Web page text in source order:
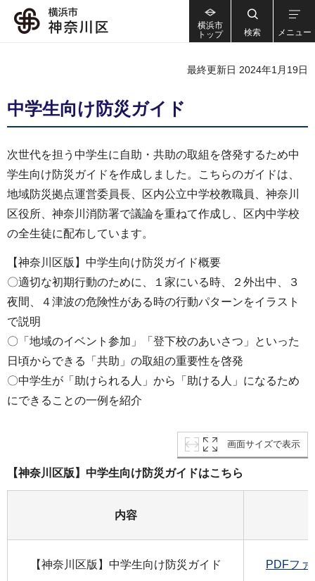
横浜市
トップ
検索 メニュー
最終更新日 2024年1月19日
中学生向け防災ガイド
次世代を担う中学生に自助・共助の取組を啓発するため中
学生向け防災ガイドを作成しました。こちらのガイドは、
地域防災拠点運営委員長、区内公立中学校教職員、神奈川
区役所、神奈川消防署で議論を重ねて作成し、区内中学校
の全生徒に配布しています。
【神奈川区版】中学生向け防災ガイド概要
〇適切な初期行動のために、１家にいる時、２外出中、３
夜間、４津波の危険性がある時の行動パターンをイラスト
で説明
〇「地域のイベント参加」「登下校のあいさつ」といった
日頃からできる「共助」の取組の重要性を啓発
〇中学生が「助けられる人」から「助ける人」になるため
にできることの一例を紹介
画面サイズで表示
【神奈川区版】中学生向け防災ガイドはこちら
内容
【神奈川区版】中学生向け防災ガイド PDFフ